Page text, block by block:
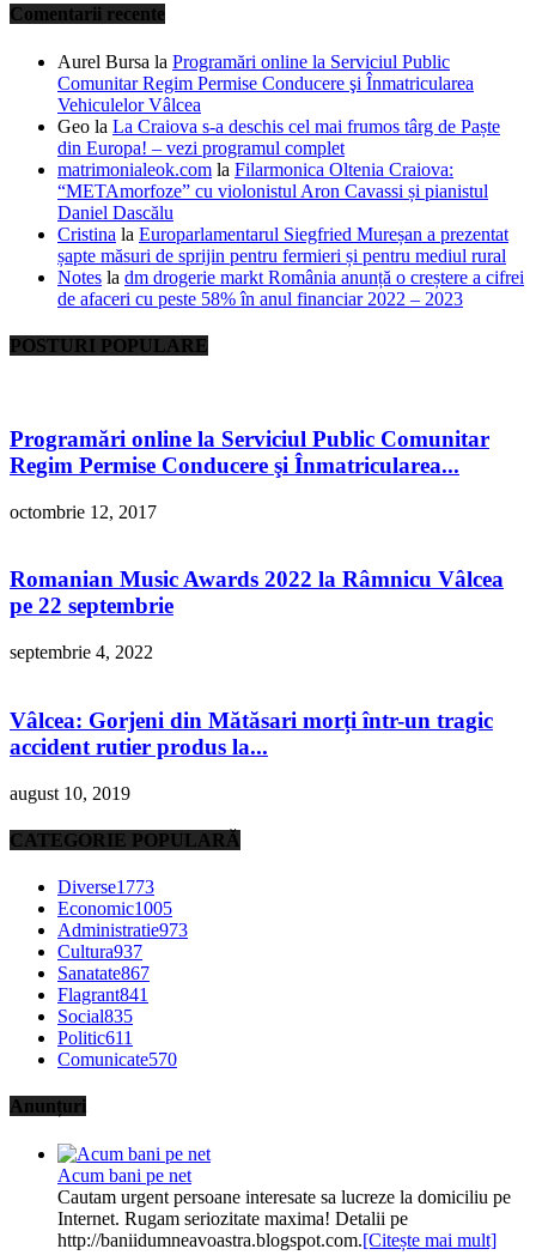
Comentarii recente
Aurel Bursa la Programări online la Serviciul Public
Comunitar Regim Permise Conducere şi Înmatricularea
Vehiculelor Vâlcea
Geo la La Craiova s-a deschis cel mai frumos târg de Paște
din Europa! – vezi programul complet
matrimonialeok.com la Filarmonica Oltenia Craiova:
“METAmorfoze” cu violonistul Aron Cavassi și pianistul
Daniel Dascălu
Cristina la Europarlamentarul Siegfried Mureșan a prezentat
șapte măsuri de sprijin pentru fermieri și pentru mediul rural
Notes la dm drogerie markt România anunță o creștere a cifrei
de afaceri cu peste 58% în anul financiar 2022 – 2023
POSTURI POPULARE
Programări online la Serviciul Public Comunitar
Regim Permise Conducere şi Înmatricularea...
octombrie 12, 2017
Romanian Music Awards 2022 la Râmnicu Vâlcea
pe 22 septembrie
septembrie 4, 2022
Vâlcea: Gorjeni din Mătăsari morți într-un tragic
accident rutier produs la...
august 10, 2019
CATEGORIE POPULARĂ
Diverse1773
Economic1005
Administratie973
Cultura937
Sanatate867
Flagrant841
Social835
Politic611
Comunicate570
Anunțuri
Acum bani pe net
Cautam urgent persoane interesate sa lucreze la domiciliu pe
Internet. Rugam seriozitate maxima! Detalii pe
http://baniidumneavoastra.blogspot.com.[Citește mai mult]